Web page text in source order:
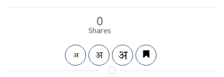
0
Shares